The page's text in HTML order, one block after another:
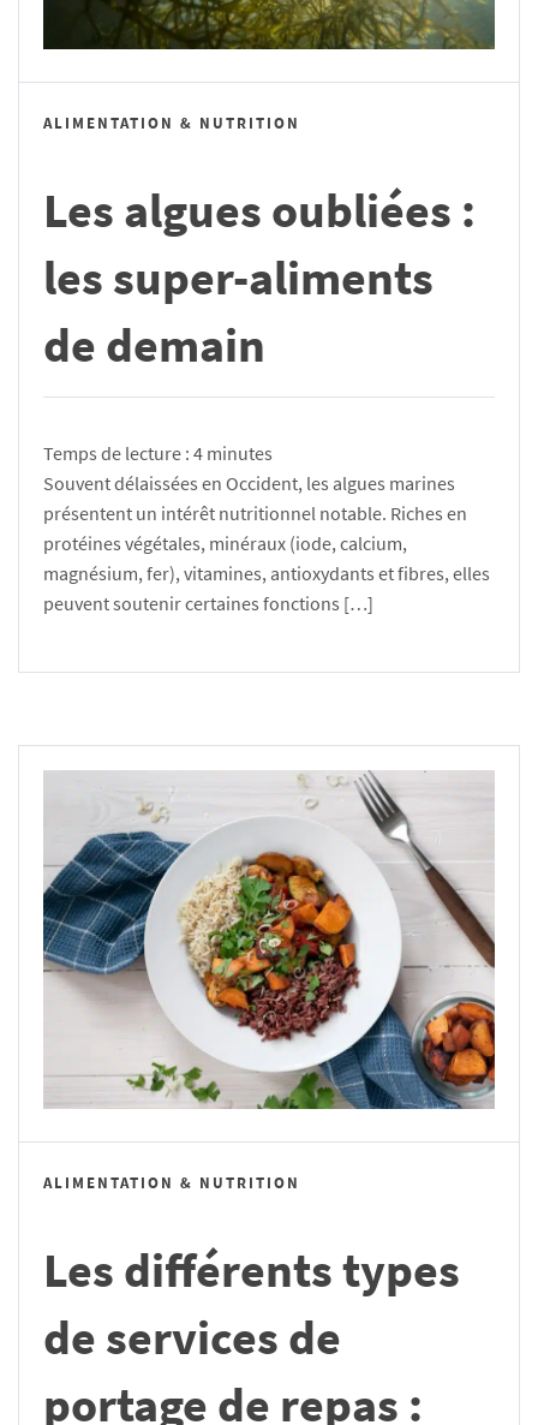
ALIMENTATION & NUTRITION
Les algues oubliées :
les super-aliments
de demain
Temps de lecture : 4 minutes
Souvent délaissées en Occident, les algues marines
présentent un intérêt nutritionnel notable. Riches en
protéines végétales, minéraux (iode, calcium,
magnésium, fer), vitamines, antioxydants et fibres, elles
peuvent soutenir certaines fonctions […]
ALIMENTATION & NUTRITION
Les différents types
de services de
portage de repas :